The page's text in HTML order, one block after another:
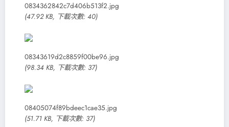
0834362842c7d406b513f2.jpg
(47.92 KB, 下載次數: 40)
08343619d2c8859f00be96.jpg
(98.34 KB, 下載次數: 37)
08405074f89bdeec1cae35.jpg
(51.71 KB, 下載次數: 37)